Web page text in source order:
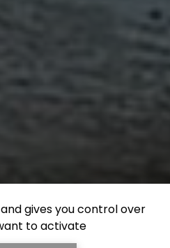
gives you control over
to activate